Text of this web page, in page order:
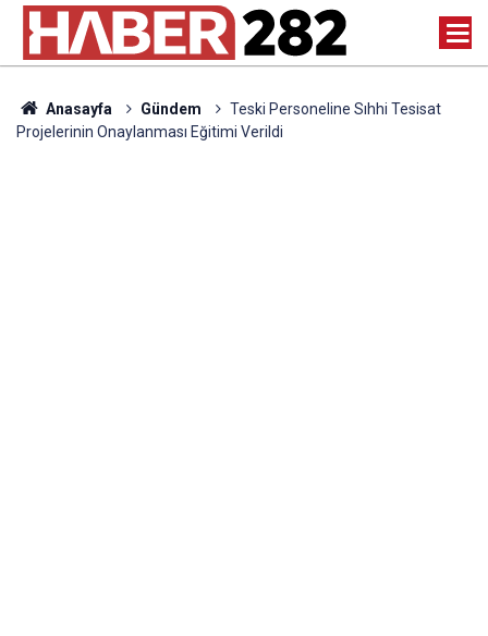
Anasayfa Gündem
Teski Personeline Sıhhi Tesisat
Projelerinin Onaylanması Eğitimi Verildi